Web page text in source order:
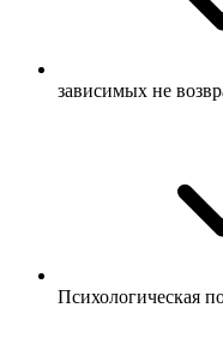
зависимых не
Психологическая